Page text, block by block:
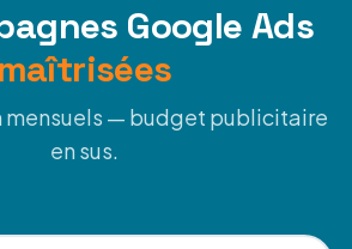
Google Ads
maîtrisées
mensuels — budget publicitaire
en sus.